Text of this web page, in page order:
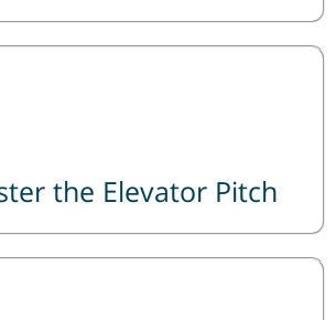
the Elevator Pitch